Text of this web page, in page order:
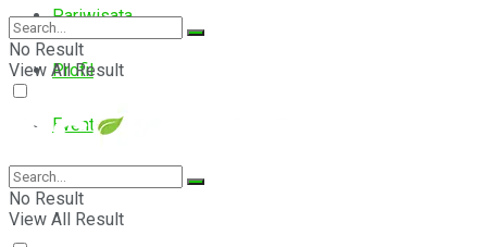
Pariwisata
Profil
Event
E-Magazine
No Result
View All Result
No Result
View All Result